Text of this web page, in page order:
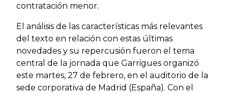
contratación menor.
El análisis de las características más relevantes
del texto en relación con estas últimas
novedades y su repercusión fueron el tema
central de la jornada que Garrigues organizó
este martes, 27 de febrero, en el auditorio de la
sede corporativa de Madrid (España). Con el